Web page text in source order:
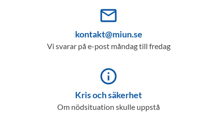
mail_outline
kontakt@miun.se
Vi svarar på e-post måndag till fredag
info_outline
Kris och säkerhet
Om nödsituation skulle uppstå